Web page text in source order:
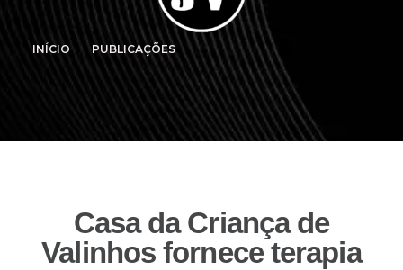
INÍCIO PUBLICAÇÕES
Casa da Criança de
Valinhos fornece terapia